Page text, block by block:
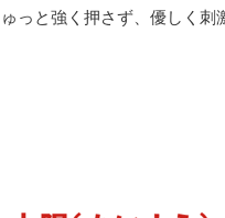
ゅっと強く押さず、優しく刺